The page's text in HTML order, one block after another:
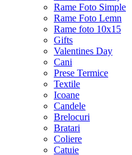
Rame Foto Simple
Rame Foto Lemn
Rame foto 10x15
Gifts
Valentines Day
Cani
Prese Termice
Textile
Icoane
Candele
Brelocuri
Bratari
Coliere
Catuie